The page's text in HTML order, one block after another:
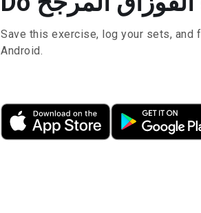
Save this exercise, log your sets,
Android.